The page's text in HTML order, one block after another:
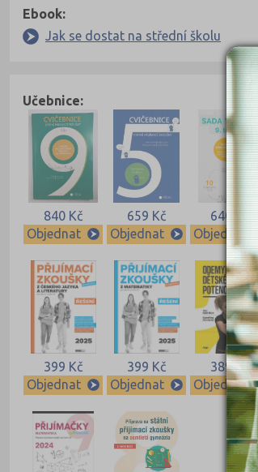
Ebook:
Jak se dostat na střední školu
Učebnice:
840 Kč
Objednat
659 Kč
Objednat
640 Kč
Objednat
399 Kč
Objednat
399 Kč
Objednat
389 Kč
Objednat